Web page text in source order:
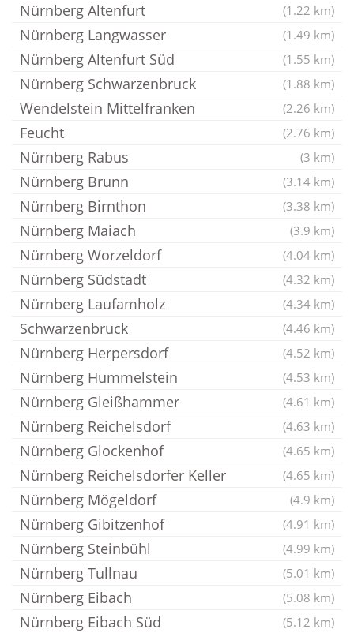
Nürnberg Altenfurt (1.22 km)
Nürnberg Langwasser (1.49 km)
Nürnberg Altenfurt Süd (1.55 km)
Nürnberg Schwarzenbruck (1.88 km)
Wendelstein Mittelfranken (2.26 km)
Feucht (2.76 km)
Nürnberg Rabus (3 km)
Nürnberg Brunn (3.14 km)
Nürnberg Birnthon (3.38 km)
Nürnberg Maiach (3.9 km)
Nürnberg Worzeldorf (4.04 km)
Nürnberg Südstadt (4.32 km)
Nürnberg Laufamholz (4.34 km)
Schwarzenbruck (4.46 km)
Nürnberg Herpersdorf (4.52 km)
Nürnberg Hummelstein (4.53 km)
Nürnberg Gleißhammer (4.61 km)
Nürnberg Reichelsdorf (4.63 km)
Nürnberg Glockenhof (4.65 km)
Nürnberg Reichelsdorfer Keller (4.65 km)
Nürnberg Mögeldorf (4.9 km)
Nürnberg Gibitzenhof (4.91 km)
Nürnberg Steinbühl (4.99 km)
Nürnberg Tullnau (5.01 km)
Nürnberg Eibach (5.08 km)
Nürnberg Eibach Süd (5.12 km)